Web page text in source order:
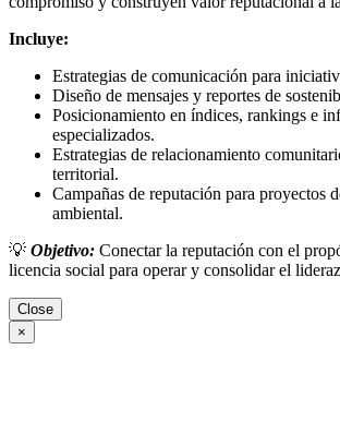
Incluye:
Estrategias de comunicación para
Diseño de mensajes y reportes de
Posicionamiento en índices, rankings e
especializados.
Estrategias de relacionamiento
territorial.
Campañas de reputación para proyectos
ambiental.
💡 Objetivo: Conectar la reputación con el
licencia social para operar y consolidar el
Close
×